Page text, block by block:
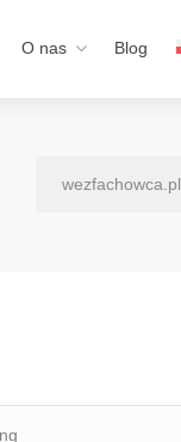
O nas Blog
wezfachowca.pl